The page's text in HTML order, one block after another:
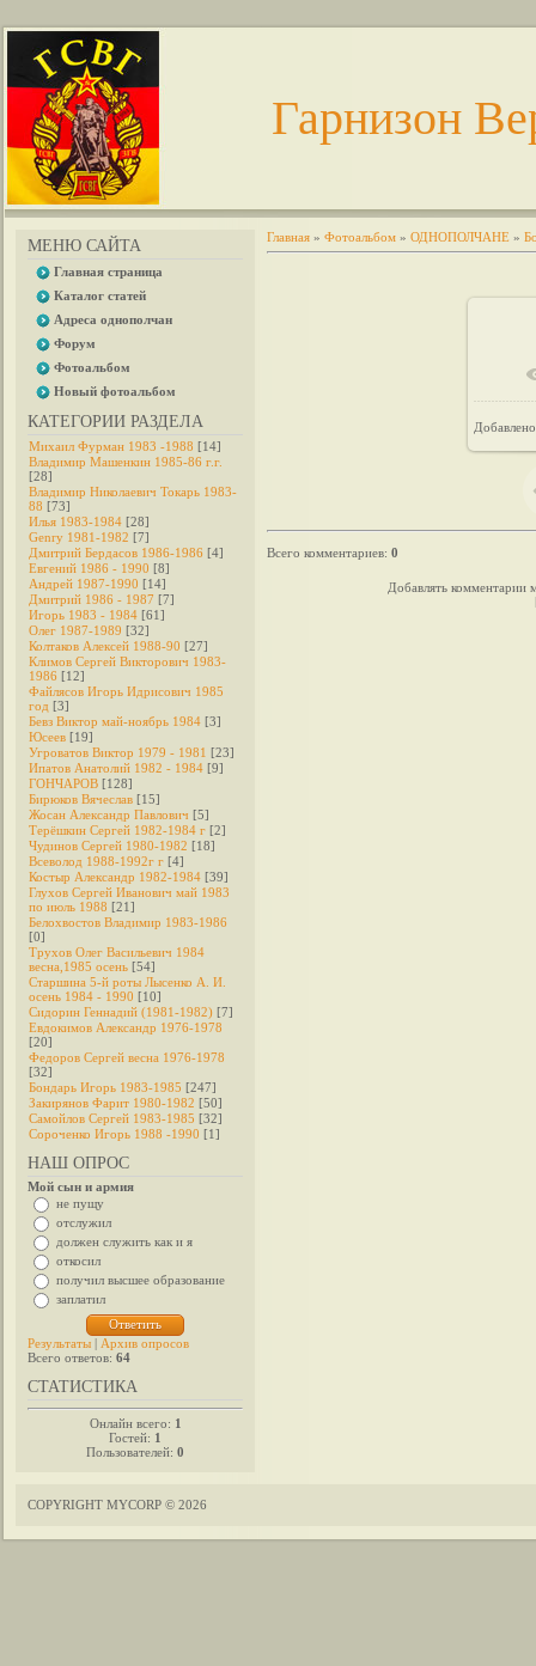
Гарнизон
МЕНЮ САЙТА
Главная страница
Каталог статей
Адреса однополчан
Форум
Фотоальбом
Новый фотоальбом
КАТЕГОРИИ РАЗДЕЛА
Михаил Фурман 1983 -1988 [14]
Владимир Машенкин 1985-86 г.г.
[28]
Владимир Николаевич Токарь 1983-
88 [73]
Илья 1983-1984 [28]
Genry 1981-1982 [7]
Дмитрий Бердасов 1986-1986 [4]
Евгений 1986 - 1990 [8]
Андрей 1987-1990 [14]
Дмитрий 1986 - 1987 [7]
Игорь 1983 - 1984 [61]
Олег 1987-1989 [32]
Колтаков Алексей 1988-90 [27]
Климов Сергей Викторович 1983-
1986 [12]
Файлясов Игорь Идрисович 1985
год [3]
Бевз Виктор май-ноябрь 1984 [3]
Юсеев [19]
Угроватов Виктор 1979 - 1981 [23]
Ипатов Анатолий 1982 - 1984 [9]
ГОНЧАРОВ [128]
Бирюков Вячеслав [15]
Жосан Александр Павлович [5]
Терёшкин Сергей 1982-1984 г [2]
Чудинов Сергей 1980-1982 [18]
Всеволод 1988-1992г г [4]
Костыр Александр 1982-1984 [39]
Глухов Сергей Иванович май 1983
по июль 1988 [21]
Белохвостов Владимир 1983-1986
[0]
Трухов Олег Васильевич 1984
весна,1985 осень [54]
Старшина 5-й роты Лысенко А. И.
осень 1984 - 1990 [10]
Сидорин Геннадий (1981-1982) [7]
Евдокимов Александр 1976-1978
[20]
Федоров Cергей весна 1976-1978
[32]
Бондарь Игорь 1983-1985 [247]
Закирянов Фарит 1980-1982 [50]
Самойлов Сергей 1983-1985 [32]
Сороченко Игорь 1988 -1990 [1]
НАШ ОПРОС
Мой сын и армия
не пущу
отслужил
должен служить как и я
откосил
получил высшее образование
заплатил
Результаты | Архив опросов
Всего ответов: 64
СТАТИСТИКА
Онлайн всего: 1
Гостей: 1
Пользователей: 0
Главная » Фотоальбом » ОДНОПОЛЧАНЕ »
Добавлено
Всего комментариев: 0
Добавлять комментарии
COPYRIGHT MYCORP © 2026